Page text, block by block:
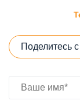
Поделитесь